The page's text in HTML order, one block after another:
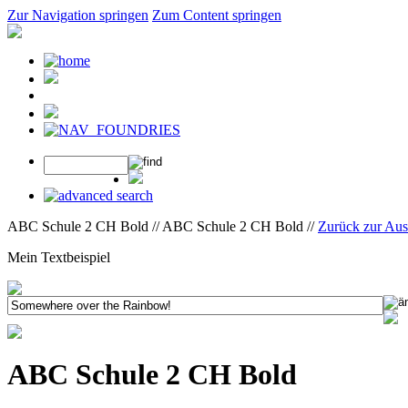
Zur Navigation springen Zum Content springen
ABC Schule 2 CH Bold // ABC Schule 2 CH Bold // Zurück zur
Mein Textbeispiel
ABC Schule 2 CH Bold